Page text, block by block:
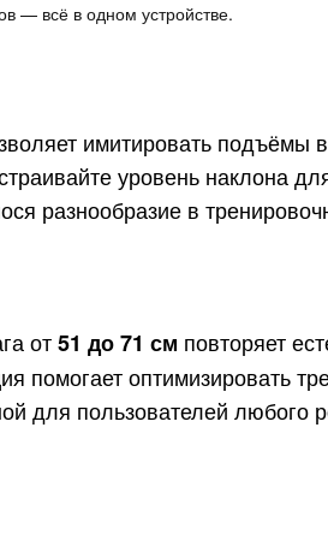
— всё в одном устройстве.
имитировать подъёмы
уровень наклона
разнообразие в
от51 до 71 см повторяет
помогает оптимизировать
для пользователей любого